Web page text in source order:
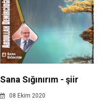
Sana Sığınırım - şiir
08 Ekim 2020